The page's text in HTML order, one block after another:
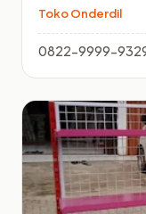
Toko Onderdil
0822-9999-